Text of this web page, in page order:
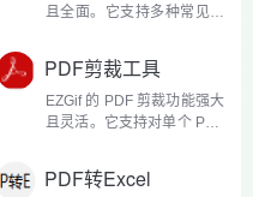
大小、颜色及排列，...
且全面。它支持多种常见文
Excel、PowerPoint 等，无
论是撰写报告、制作表格，
还是设计演示文稿，都能轻
松应对。在文字编辑方面，
PDF剪裁工具
EZGif 的 PDF 剪裁功能强大
且灵活。它支持对单个 PDF
操作。无论是简单地去除页
面边缘多余的空白，还是精
PDF转Excel